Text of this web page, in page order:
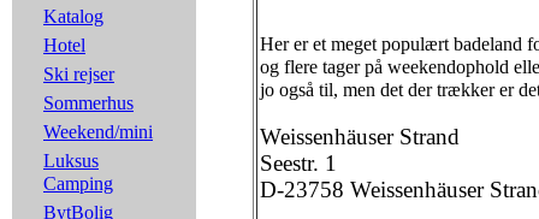
Katalog
Hotel
Ski rejser
Sommerhus
Weekend/mini
Luksus
Camping
BytBolig
Her er et meget populært badeland
og flere tager på weekendophold
jo også til, men det der trækker er
Weissenhäuser Strand
Seestr. 1
D-23758 Weissenhäuser